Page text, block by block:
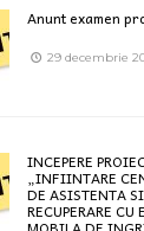
Anunt examen
29 decembrie
INCEPERE
„INFIINTARE
DE ASISTENTA SI
RECUPERARE CU